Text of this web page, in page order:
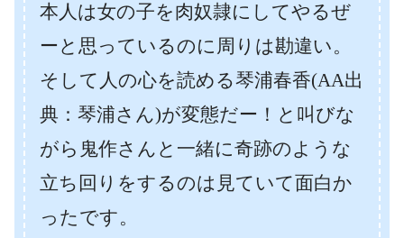
本人は女の子を肉奴隷にしてやるぜ
ーと思っているのに周りは勘違い。
そして人の心を読める琴浦春香(AA出
典：琴浦さん)が変態だー！と叫びな
がら鬼作さんと一緒に奇跡のような
立ち回りをするのは見ていて面白か
ったです。